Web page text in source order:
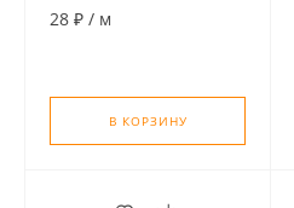
2м), цвет синий
28 ₽ / м
В КОРЗИНУ